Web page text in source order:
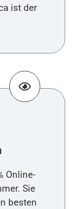
ist der
Online-
Sie
besten